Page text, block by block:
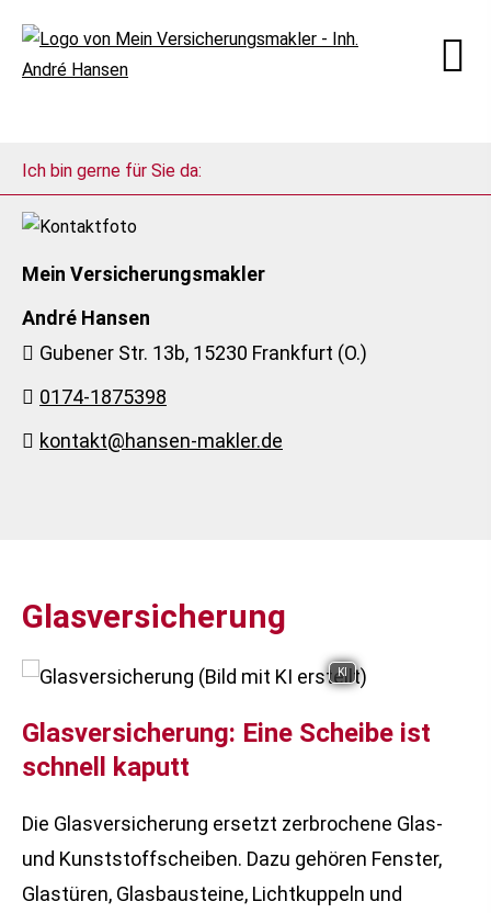
Ich bin gerne für Sie da:
Mein Ver­sicherungs­makler
André Hansen
Gubener Str. 13b, 15230 Frankfurt (O.)
0174-1875398
kontakt@hansen-makler.de
Glasversicherung
KI
Glasversicherung: Eine Scheibe ist
schnell kaputt
Die Glasversicherung ersetzt zerbrochene Glas-
und Kunststoffscheiben. Dazu gehören Fenster,
Glastüren, Glasbausteine, Lichtkuppeln und